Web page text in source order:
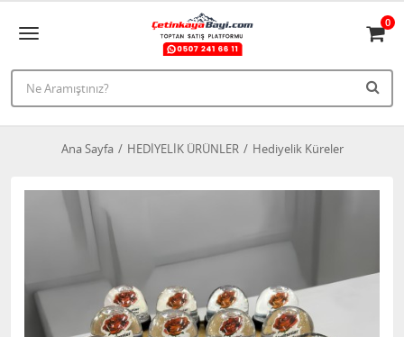
0
Ana Sayfa HEDİYELİK ÜRÜNLER Hediyelik Küreler